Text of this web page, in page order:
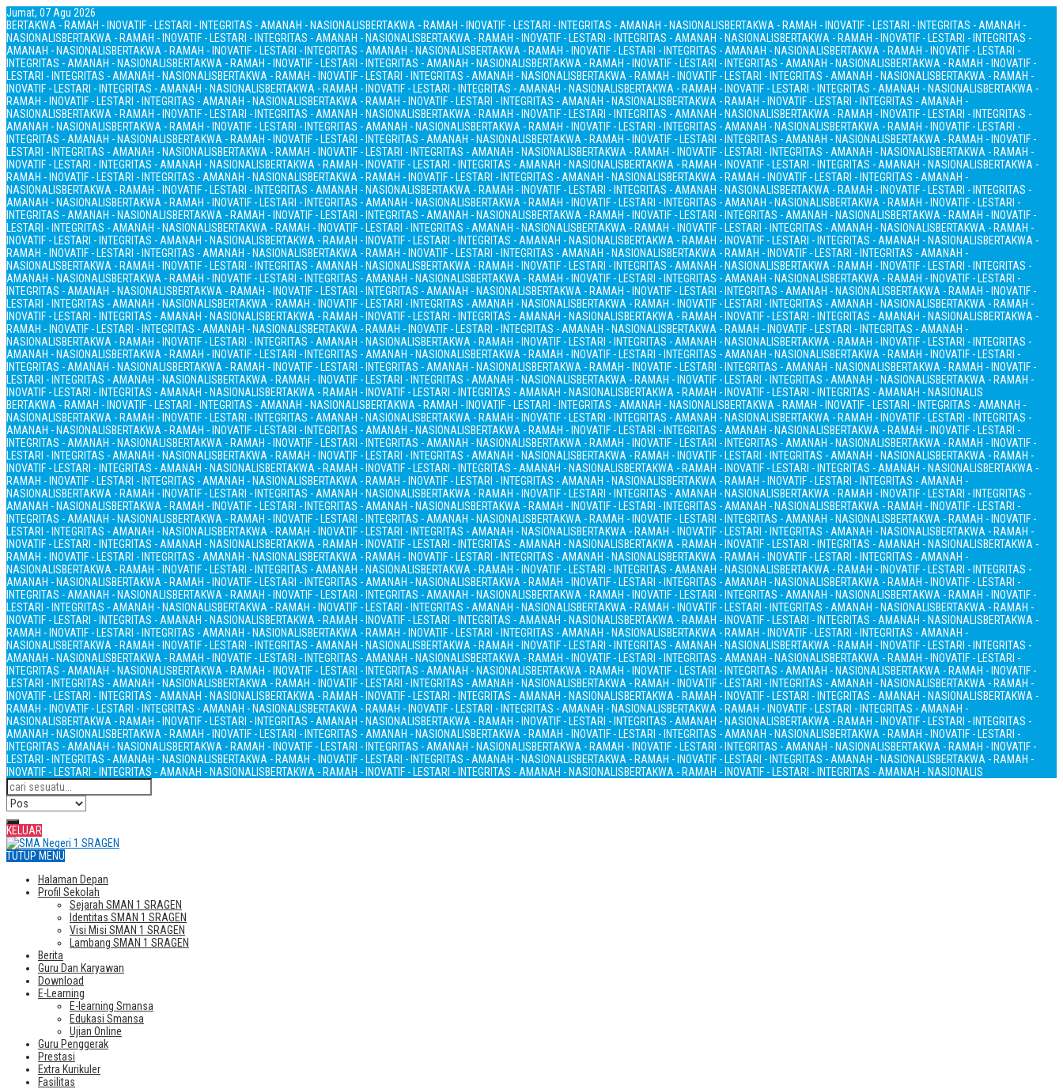
Jumat, 07 Agu 2026
BERTAKWA - RAMAH - INOVATIF - LESTARI - INTEGRITAS - AMANAH - NASIONALISBERTAKWA - RAMAH - INOVATIF - LESTARI - INTEGRITAS - AMANAH - NASIONALISBERTAKWA - RAMAH - INOVATIF - LESTARI - INTEGRITAS - AMANAH -
NASIONALISBERTAKWA - RAMAH - INOVATIF - LESTARI - INTEGRITAS - AMANAH - NASIONALISBERTAKWA - RAMAH - INOVATIF - LESTARI - INTEGRITAS - AMANAH - NASIONALISBERTAKWA - RAMAH - INOVATIF - LESTARI - INTEGRITAS -
AMANAH - NASIONALISBERTAKWA - RAMAH - INOVATIF - LESTARI - INTEGRITAS - AMANAH - NASIONALISBERTAKWA - RAMAH - INOVATIF - LESTARI - INTEGRITAS - AMANAH - NASIONALISBERTAKWA - RAMAH - INOVATIF - LESTARI -
INTEGRITAS - AMANAH - NASIONALISBERTAKWA - RAMAH - INOVATIF - LESTARI - INTEGRITAS - AMANAH - NASIONALISBERTAKWA - RAMAH - INOVATIF - LESTARI - INTEGRITAS - AMANAH - NASIONALISBERTAKWA - RAMAH - INOVATIF -
LESTARI - INTEGRITAS - AMANAH - NASIONALISBERTAKWA - RAMAH - INOVATIF - LESTARI - INTEGRITAS - AMANAH - NASIONALISBERTAKWA - RAMAH - INOVATIF - LESTARI - INTEGRITAS - AMANAH - NASIONALISBERTAKWA - RAMAH -
INOVATIF - LESTARI - INTEGRITAS - AMANAH - NASIONALISBERTAKWA - RAMAH - INOVATIF - LESTARI - INTEGRITAS - AMANAH - NASIONALISBERTAKWA - RAMAH - INOVATIF - LESTARI - INTEGRITAS - AMANAH - NASIONALISBERTAKWA -
RAMAH - INOVATIF - LESTARI - INTEGRITAS - AMANAH - NASIONALISBERTAKWA - RAMAH - INOVATIF - LESTARI - INTEGRITAS - AMANAH - NASIONALISBERTAKWA - RAMAH - INOVATIF - LESTARI - INTEGRITAS - AMANAH -
NASIONALISBERTAKWA - RAMAH - INOVATIF - LESTARI - INTEGRITAS - AMANAH - NASIONALISBERTAKWA - RAMAH - INOVATIF - LESTARI - INTEGRITAS - AMANAH - NASIONALISBERTAKWA - RAMAH - INOVATIF - LESTARI - INTEGRITAS -
AMANAH - NASIONALISBERTAKWA - RAMAH - INOVATIF - LESTARI - INTEGRITAS - AMANAH - NASIONALISBERTAKWA - RAMAH - INOVATIF - LESTARI - INTEGRITAS - AMANAH - NASIONALISBERTAKWA - RAMAH - INOVATIF - LESTARI -
INTEGRITAS - AMANAH - NASIONALISBERTAKWA - RAMAH - INOVATIF - LESTARI - INTEGRITAS - AMANAH - NASIONALISBERTAKWA - RAMAH - INOVATIF - LESTARI - INTEGRITAS - AMANAH - NASIONALISBERTAKWA - RAMAH - INOVATIF -
LESTARI - INTEGRITAS - AMANAH - NASIONALISBERTAKWA - RAMAH - INOVATIF - LESTARI - INTEGRITAS - AMANAH - NASIONALISBERTAKWA - RAMAH - INOVATIF - LESTARI - INTEGRITAS - AMANAH - NASIONALISBERTAKWA - RAMAH -
INOVATIF - LESTARI - INTEGRITAS - AMANAH - NASIONALISBERTAKWA - RAMAH - INOVATIF - LESTARI - INTEGRITAS - AMANAH - NASIONALISBERTAKWA - RAMAH - INOVATIF - LESTARI - INTEGRITAS - AMANAH - NASIONALISBERTAKWA -
RAMAH - INOVATIF - LESTARI - INTEGRITAS - AMANAH - NASIONALISBERTAKWA - RAMAH - INOVATIF - LESTARI - INTEGRITAS - AMANAH - NASIONALISBERTAKWA - RAMAH - INOVATIF - LESTARI - INTEGRITAS - AMANAH -
NASIONALISBERTAKWA - RAMAH - INOVATIF - LESTARI - INTEGRITAS - AMANAH - NASIONALISBERTAKWA - RAMAH - INOVATIF - LESTARI - INTEGRITAS - AMANAH - NASIONALISBERTAKWA - RAMAH - INOVATIF - LESTARI - INTEGRITAS -
AMANAH - NASIONALISBERTAKWA - RAMAH - INOVATIF - LESTARI - INTEGRITAS - AMANAH - NASIONALISBERTAKWA - RAMAH - INOVATIF - LESTARI - INTEGRITAS - AMANAH - NASIONALISBERTAKWA - RAMAH - INOVATIF - LESTARI -
INTEGRITAS - AMANAH - NASIONALISBERTAKWA - RAMAH - INOVATIF - LESTARI - INTEGRITAS - AMANAH - NASIONALISBERTAKWA - RAMAH - INOVATIF - LESTARI - INTEGRITAS - AMANAH - NASIONALISBERTAKWA - RAMAH - INOVATIF -
LESTARI - INTEGRITAS - AMANAH - NASIONALISBERTAKWA - RAMAH - INOVATIF - LESTARI - INTEGRITAS - AMANAH - NASIONALISBERTAKWA - RAMAH - INOVATIF - LESTARI - INTEGRITAS - AMANAH - NASIONALISBERTAKWA - RAMAH -
INOVATIF - LESTARI - INTEGRITAS - AMANAH - NASIONALISBERTAKWA - RAMAH - INOVATIF - LESTARI - INTEGRITAS - AMANAH - NASIONALISBERTAKWA - RAMAH - INOVATIF - LESTARI - INTEGRITAS - AMANAH - NASIONALISBERTAKWA -
RAMAH - INOVATIF - LESTARI - INTEGRITAS - AMANAH - NASIONALISBERTAKWA - RAMAH - INOVATIF - LESTARI - INTEGRITAS - AMANAH - NASIONALISBERTAKWA - RAMAH - INOVATIF - LESTARI - INTEGRITAS - AMANAH -
NASIONALISBERTAKWA - RAMAH - INOVATIF - LESTARI - INTEGRITAS - AMANAH - NASIONALISBERTAKWA - RAMAH - INOVATIF - LESTARI - INTEGRITAS - AMANAH - NASIONALISBERTAKWA - RAMAH - INOVATIF - LESTARI - INTEGRITAS -
AMANAH - NASIONALISBERTAKWA - RAMAH - INOVATIF - LESTARI - INTEGRITAS - AMANAH - NASIONALISBERTAKWA - RAMAH - INOVATIF - LESTARI - INTEGRITAS - AMANAH - NASIONALISBERTAKWA - RAMAH - INOVATIF - LESTARI -
INTEGRITAS - AMANAH - NASIONALISBERTAKWA - RAMAH - INOVATIF - LESTARI - INTEGRITAS - AMANAH - NASIONALISBERTAKWA - RAMAH - INOVATIF - LESTARI - INTEGRITAS - AMANAH - NASIONALISBERTAKWA - RAMAH - INOVATIF -
LESTARI - INTEGRITAS - AMANAH - NASIONALISBERTAKWA - RAMAH - INOVATIF - LESTARI - INTEGRITAS - AMANAH - NASIONALISBERTAKWA - RAMAH - INOVATIF - LESTARI - INTEGRITAS - AMANAH - NASIONALISBERTAKWA - RAMAH -
INOVATIF - LESTARI - INTEGRITAS - AMANAH - NASIONALISBERTAKWA - RAMAH - INOVATIF - LESTARI - INTEGRITAS - AMANAH - NASIONALISBERTAKWA - RAMAH - INOVATIF - LESTARI - INTEGRITAS - AMANAH - NASIONALISBERTAKWA -
RAMAH - INOVATIF - LESTARI - INTEGRITAS - AMANAH - NASIONALISBERTAKWA - RAMAH - INOVATIF - LESTARI - INTEGRITAS - AMANAH - NASIONALISBERTAKWA - RAMAH - INOVATIF - LESTARI - INTEGRITAS - AMANAH -
NASIONALISBERTAKWA - RAMAH - INOVATIF - LESTARI - INTEGRITAS - AMANAH - NASIONALISBERTAKWA - RAMAH - INOVATIF - LESTARI - INTEGRITAS - AMANAH - NASIONALISBERTAKWA - RAMAH - INOVATIF - LESTARI - INTEGRITAS -
AMANAH - NASIONALISBERTAKWA - RAMAH - INOVATIF - LESTARI - INTEGRITAS - AMANAH - NASIONALISBERTAKWA - RAMAH - INOVATIF - LESTARI - INTEGRITAS - AMANAH - NASIONALISBERTAKWA - RAMAH - INOVATIF - LESTARI -
INTEGRITAS - AMANAH - NASIONALISBERTAKWA - RAMAH - INOVATIF - LESTARI - INTEGRITAS - AMANAH - NASIONALISBERTAKWA - RAMAH - INOVATIF - LESTARI - INTEGRITAS - AMANAH - NASIONALISBERTAKWA - RAMAH - INOVATIF -
LESTARI - INTEGRITAS - AMANAH - NASIONALISBERTAKWA - RAMAH - INOVATIF - LESTARI - INTEGRITAS - AMANAH - NASIONALISBERTAKWA - RAMAH - INOVATIF - LESTARI - INTEGRITAS - AMANAH - NASIONALISBERTAKWA - RAMAH -
INOVATIF - LESTARI - INTEGRITAS - AMANAH - NASIONALISBERTAKWA - RAMAH - INOVATIF - LESTARI - INTEGRITAS - AMANAH - NASIONALISBERTAKWA - RAMAH - INOVATIF - LESTARI - INTEGRITAS - AMANAH - NASIONALIS
BERTAKWA - RAMAH - INOVATIF - LESTARI - INTEGRITAS - AMANAH - NASIONALISBERTAKWA - RAMAH - INOVATIF - LESTARI - INTEGRITAS - AMANAH - NASIONALISBERTAKWA - RAMAH - INOVATIF - LESTARI - INTEGRITAS - AMANAH -
NASIONALISBERTAKWA - RAMAH - INOVATIF - LESTARI - INTEGRITAS - AMANAH - NASIONALISBERTAKWA - RAMAH - INOVATIF - LESTARI - INTEGRITAS - AMANAH - NASIONALISBERTAKWA - RAMAH - INOVATIF - LESTARI - INTEGRITAS -
AMANAH - NASIONALISBERTAKWA - RAMAH - INOVATIF - LESTARI - INTEGRITAS - AMANAH - NASIONALISBERTAKWA - RAMAH - INOVATIF - LESTARI - INTEGRITAS - AMANAH - NASIONALISBERTAKWA - RAMAH - INOVATIF - LESTARI -
INTEGRITAS - AMANAH - NASIONALISBERTAKWA - RAMAH - INOVATIF - LESTARI - INTEGRITAS - AMANAH - NASIONALISBERTAKWA - RAMAH - INOVATIF - LESTARI - INTEGRITAS - AMANAH - NASIONALISBERTAKWA - RAMAH - INOVATIF -
LESTARI - INTEGRITAS - AMANAH - NASIONALISBERTAKWA - RAMAH - INOVATIF - LESTARI - INTEGRITAS - AMANAH - NASIONALISBERTAKWA - RAMAH - INOVATIF - LESTARI - INTEGRITAS - AMANAH - NASIONALISBERTAKWA - RAMAH -
INOVATIF - LESTARI - INTEGRITAS - AMANAH - NASIONALISBERTAKWA - RAMAH - INOVATIF - LESTARI - INTEGRITAS - AMANAH - NASIONALISBERTAKWA - RAMAH - INOVATIF - LESTARI - INTEGRITAS - AMANAH - NASIONALISBERTAKWA -
RAMAH - INOVATIF - LESTARI - INTEGRITAS - AMANAH - NASIONALISBERTAKWA - RAMAH - INOVATIF - LESTARI - INTEGRITAS - AMANAH - NASIONALISBERTAKWA - RAMAH - INOVATIF - LESTARI - INTEGRITAS - AMANAH -
NASIONALISBERTAKWA - RAMAH - INOVATIF - LESTARI - INTEGRITAS - AMANAH - NASIONALISBERTAKWA - RAMAH - INOVATIF - LESTARI - INTEGRITAS - AMANAH - NASIONALISBERTAKWA - RAMAH - INOVATIF - LESTARI - INTEGRITAS -
AMANAH - NASIONALISBERTAKWA - RAMAH - INOVATIF - LESTARI - INTEGRITAS - AMANAH - NASIONALISBERTAKWA - RAMAH - INOVATIF - LESTARI - INTEGRITAS - AMANAH - NASIONALISBERTAKWA - RAMAH - INOVATIF - LESTARI -
INTEGRITAS - AMANAH - NASIONALISBERTAKWA - RAMAH - INOVATIF - LESTARI - INTEGRITAS - AMANAH - NASIONALISBERTAKWA - RAMAH - INOVATIF - LESTARI - INTEGRITAS - AMANAH - NASIONALISBERTAKWA - RAMAH - INOVATIF -
LESTARI - INTEGRITAS - AMANAH - NASIONALISBERTAKWA - RAMAH - INOVATIF - LESTARI - INTEGRITAS - AMANAH - NASIONALISBERTAKWA - RAMAH - INOVATIF - LESTARI - INTEGRITAS - AMANAH - NASIONALISBERTAKWA - RAMAH -
INOVATIF - LESTARI - INTEGRITAS - AMANAH - NASIONALISBERTAKWA - RAMAH - INOVATIF - LESTARI - INTEGRITAS - AMANAH - NASIONALISBERTAKWA - RAMAH - INOVATIF - LESTARI - INTEGRITAS - AMANAH - NASIONALISBERTAKWA -
RAMAH - INOVATIF - LESTARI - INTEGRITAS - AMANAH - NASIONALISBERTAKWA - RAMAH - INOVATIF - LESTARI - INTEGRITAS - AMANAH - NASIONALISBERTAKWA - RAMAH - INOVATIF - LESTARI - INTEGRITAS - AMANAH -
NASIONALISBERTAKWA - RAMAH - INOVATIF - LESTARI - INTEGRITAS - AMANAH - NASIONALISBERTAKWA - RAMAH - INOVATIF - LESTARI - INTEGRITAS - AMANAH - NASIONALISBERTAKWA - RAMAH - INOVATIF - LESTARI - INTEGRITAS -
AMANAH - NASIONALISBERTAKWA - RAMAH - INOVATIF - LESTARI - INTEGRITAS - AMANAH - NASIONALISBERTAKWA - RAMAH - INOVATIF - LESTARI - INTEGRITAS - AMANAH - NASIONALISBERTAKWA - RAMAH - INOVATIF - LESTARI -
INTEGRITAS - AMANAH - NASIONALISBERTAKWA - RAMAH - INOVATIF - LESTARI - INTEGRITAS - AMANAH - NASIONALISBERTAKWA - RAMAH - INOVATIF - LESTARI - INTEGRITAS - AMANAH - NASIONALISBERTAKWA - RAMAH - INOVATIF -
LESTARI - INTEGRITAS - AMANAH - NASIONALISBERTAKWA - RAMAH - INOVATIF - LESTARI - INTEGRITAS - AMANAH - NASIONALISBERTAKWA - RAMAH - INOVATIF - LESTARI - INTEGRITAS - AMANAH - NASIONALISBERTAKWA - RAMAH -
INOVATIF - LESTARI - INTEGRITAS - AMANAH - NASIONALISBERTAKWA - RAMAH - INOVATIF - LESTARI - INTEGRITAS - AMANAH - NASIONALISBERTAKWA - RAMAH - INOVATIF - LESTARI - INTEGRITAS - AMANAH - NASIONALISBERTAKWA -
RAMAH - INOVATIF - LESTARI - INTEGRITAS - AMANAH - NASIONALISBERTAKWA - RAMAH - INOVATIF - LESTARI - INTEGRITAS - AMANAH - NASIONALISBERTAKWA - RAMAH - INOVATIF - LESTARI - INTEGRITAS - AMANAH -
NASIONALISBERTAKWA - RAMAH - INOVATIF - LESTARI - INTEGRITAS - AMANAH - NASIONALISBERTAKWA - RAMAH - INOVATIF - LESTARI - INTEGRITAS - AMANAH - NASIONALISBERTAKWA - RAMAH - INOVATIF - LESTARI - INTEGRITAS -
AMANAH - NASIONALISBERTAKWA - RAMAH - INOVATIF - LESTARI - INTEGRITAS - AMANAH - NASIONALISBERTAKWA - RAMAH - INOVATIF - LESTARI - INTEGRITAS - AMANAH - NASIONALISBERTAKWA - RAMAH - INOVATIF - LESTARI -
INTEGRITAS - AMANAH - NASIONALISBERTAKWA - RAMAH - INOVATIF - LESTARI - INTEGRITAS - AMANAH - NASIONALISBERTAKWA - RAMAH - INOVATIF - LESTARI - INTEGRITAS - AMANAH - NASIONALISBERTAKWA - RAMAH - INOVATIF -
LESTARI - INTEGRITAS - AMANAH - NASIONALISBERTAKWA - RAMAH - INOVATIF - LESTARI - INTEGRITAS - AMANAH - NASIONALISBERTAKWA - RAMAH - INOVATIF - LESTARI - INTEGRITAS - AMANAH - NASIONALISBERTAKWA - RAMAH -
INOVATIF - LESTARI - INTEGRITAS - AMANAH - NASIONALISBERTAKWA - RAMAH - INOVATIF - LESTARI - INTEGRITAS - AMANAH - NASIONALISBERTAKWA - RAMAH - INOVATIF - LESTARI - INTEGRITAS - AMANAH - NASIONALISBERTAKWA -
RAMAH - INOVATIF - LESTARI - INTEGRITAS - AMANAH - NASIONALISBERTAKWA - RAMAH - INOVATIF - LESTARI - INTEGRITAS - AMANAH - NASIONALISBERTAKWA - RAMAH - INOVATIF - LESTARI - INTEGRITAS - AMANAH -
NASIONALISBERTAKWA - RAMAH - INOVATIF - LESTARI - INTEGRITAS - AMANAH - NASIONALISBERTAKWA - RAMAH - INOVATIF - LESTARI - INTEGRITAS - AMANAH - NASIONALISBERTAKWA - RAMAH - INOVATIF - LESTARI - INTEGRITAS -
AMANAH - NASIONALISBERTAKWA - RAMAH - INOVATIF - LESTARI - INTEGRITAS - AMANAH - NASIONALISBERTAKWA - RAMAH - INOVATIF - LESTARI - INTEGRITAS - AMANAH - NASIONALISBERTAKWA - RAMAH - INOVATIF - LESTARI -
INTEGRITAS - AMANAH - NASIONALISBERTAKWA - RAMAH - INOVATIF - LESTARI - INTEGRITAS - AMANAH - NASIONALISBERTAKWA - RAMAH - INOVATIF - LESTARI - INTEGRITAS - AMANAH - NASIONALISBERTAKWA - RAMAH - INOVATIF -
LESTARI - INTEGRITAS - AMANAH - NASIONALISBERTAKWA - RAMAH - INOVATIF - LESTARI - INTEGRITAS - AMANAH - NASIONALISBERTAKWA - RAMAH - INOVATIF - LESTARI - INTEGRITAS - AMANAH - NASIONALISBERTAKWA - RAMAH -
INOVATIF - LESTARI - INTEGRITAS - AMANAH - NASIONALISBERTAKWA - RAMAH - INOVATIF - LESTARI - INTEGRITAS - AMANAH - NASIONALISBERTAKWA - RAMAH - INOVATIF - LESTARI - INTEGRITAS - AMANAH - NASIONALIS
KELUAR
TUTUP MENU
Halaman Depan
Profil Sekolah
Sejarah SMAN 1 SRAGEN
Identitas SMAN 1 SRAGEN
Visi Misi SMAN 1 SRAGEN
Lambang SMAN 1 SRAGEN
Berita
Guru Dan Karyawan
Download
E-Learning
E-learning Smansa
Edukasi Smansa
Ujian Online
Guru Penggerak
Prestasi
Extra Kurikuler
Fasilitas